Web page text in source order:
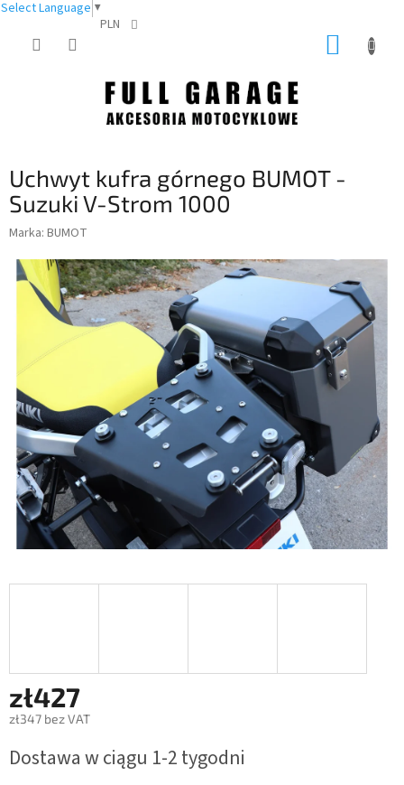
Select Language ▼
PLN
Uchwyt kufra górnego BUMOT -
Suzuki V-Strom 1000
Marka: BUMOT
zł427
zł347 bez VAT
jednostkowa:
Dostawa w ciągu 1-2 tygodni